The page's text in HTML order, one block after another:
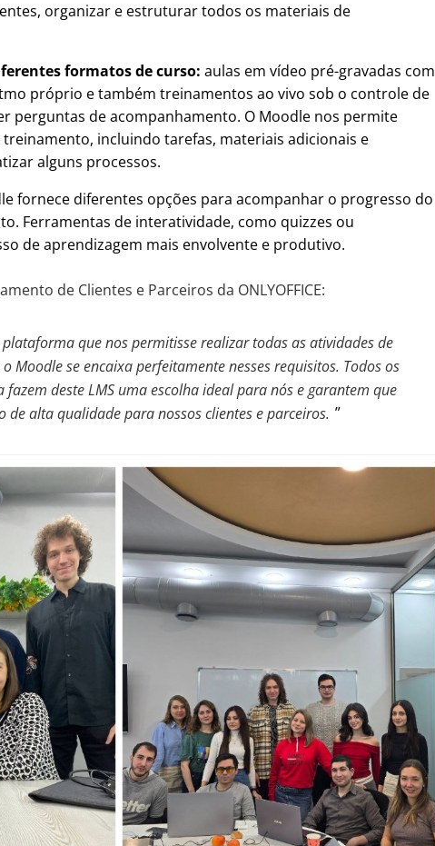
organizar e estruturar todos os materiais de
formatos de curso: aulas em vídeo pré-gravadas com
próprio e também treinamentos ao vivo sob o controle de
perguntas de acompanhamento. O Moodle nos permite
incluindo tarefas, materiais adicionais e
alguns processos.
fornece diferentes opções para acompanhar o progresso do
Ferramentas de interatividade, como quizzes ou
de aprendizagem mais envolvente e produtivo.
de Clientes e Parceiros da ONLYOFFICE:
que nos permitisse realizar todas as atividades de
Moodle se encaixa perfeitamente nesses requisitos. Todos os
deste LMS uma escolha ideal para nós e garantem que
alta qualidade para nossos clientes e parceiros.